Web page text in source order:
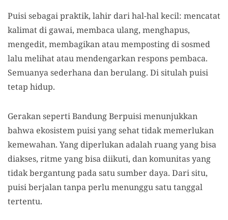
Puisi sebagai praktik, lahir dari hal-hal kecil: mencatat
kalimat di gawai, membaca ulang, menghapus,
mengedit, membagikan atau memposting di sosmed
lalu melihat atau mendengarkan respons pembaca.
Semuanya sederhana dan berulang. Di situlah puisi
tetap hidup.
Gerakan seperti Bandung Berpuisi menunjukkan
bahwa ekosistem puisi yang sehat tidak memerlukan
kemewahan. Yang diperlukan adalah ruang yang bisa
diakses, ritme yang bisa diikuti, dan komunitas yang
tidak bergantung pada satu sumber daya. Dari situ,
puisi berjalan tanpa perlu menunggu satu tanggal
tertentu.